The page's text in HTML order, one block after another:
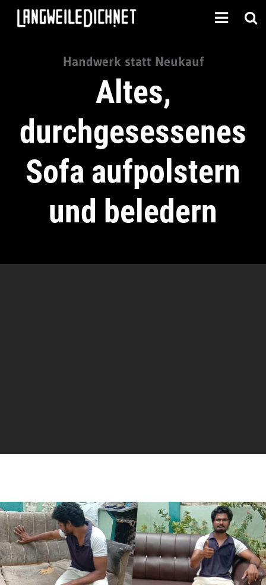
Handwerk statt Neukauf
Altes,
durchgesessenes
Sofa aufpolstern
und beledern